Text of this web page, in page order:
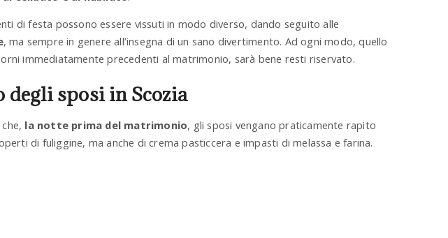
di festa possono essere vissuti in modo diverso, dando seguito alle
, ma sempre in genere all’insegna di un sano divertimento. Ad ogni modo, quello
immediatamente precedenti al matrimonio, sarà bene resti riservato.
degli sposi in Scozia
la notte prima del matrimonio, gli sposi vengano praticamente rapito
di fuliggine, ma anche di crema pasticcera e impasti di melassa e farina.